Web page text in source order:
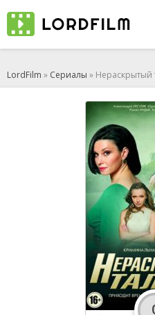
LordFilm » Сериалы » Нераскрытый